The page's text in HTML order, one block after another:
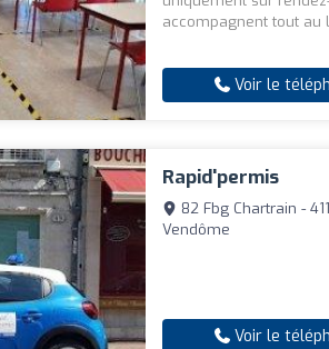
accompagnent tout au
Voir le
Rapid'permis
82 Fbg Chartrain -
Vendôme
Voir le